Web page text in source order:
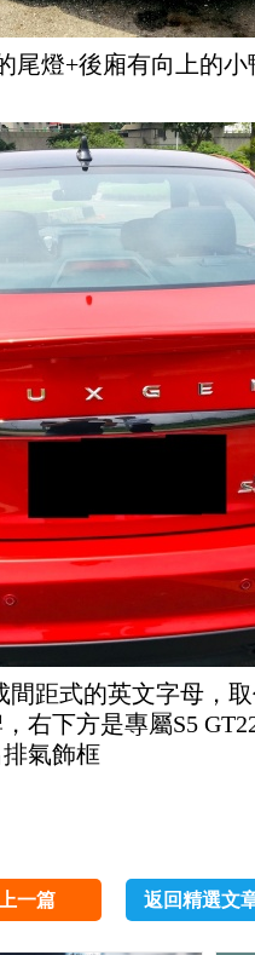
尾燈+後廂有向上的小
間距式的英文字母，
右下方是專屬S5
氣飾框
上一篇 返回精選文